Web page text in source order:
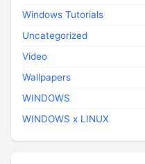
Windows Tutorials
Uncategorized
Video
Wallpapers
WINDOWS
WINDOWS x LINUX